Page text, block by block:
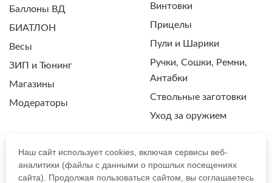
Баллоны ВД
БИАТЛОН
Весы
ЗИП и Тюнинг
Магазины
Модераторы
Винтовки
Прицелы
Пули и Шарики
Ручки, Сошки, Ремни,
Антабки
Ствольные заготовки
Уход за оружием
ПОЛИТИКА КОНФИДЕНЦИАЛЬНОСТИ
Наш сайт использует cookies, включая сервисы веб-
аналитики (файлы с данными о прошлых посещениях
сайта). Продолжая пользоваться сайтом, вы соглашаетесь